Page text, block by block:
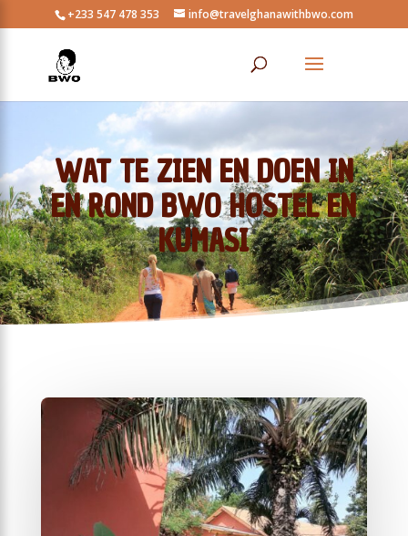
+233 547 478 353 info@travelghanawithbwo.com
WAT TE ZIEN EN DOEN IN
EN ROND BWO HOSTEL EN
KUMASI